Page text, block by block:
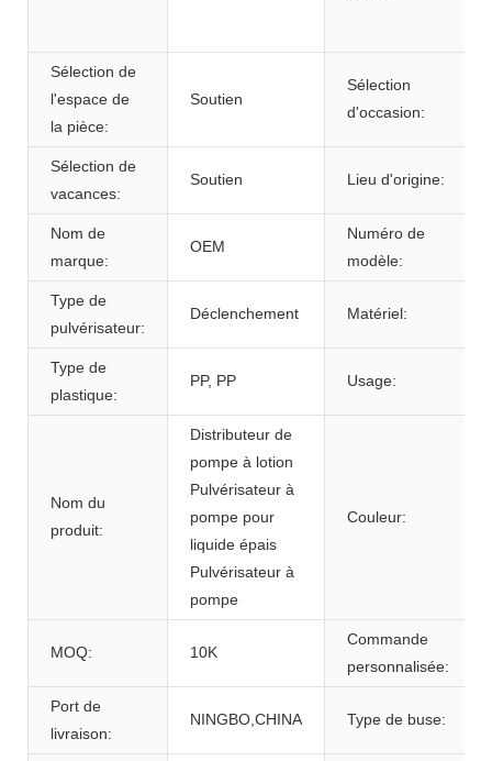
Sélection de
l'espace de
la pièce:
Soutien
Sélection
d'occasion:
Sélection de
vacances:
Soutien Lieu d'origine:
Nom de
marque:
OEM
Numéro de
modèle:
Type de
pulvérisateur:
Déclenchement Matériel:
Type de
plastique:
PP, PP Usage:
Nom du
produit:
Distributeur de
pompe à lotion
Pulvérisateur à
pompe pour
liquide épais
Pulvérisateur à
pompe
Couleur:
MOQ: 10K
Commande
personnalisée:
Port de
livraison:
NINGBO,CHINA Type de buse: